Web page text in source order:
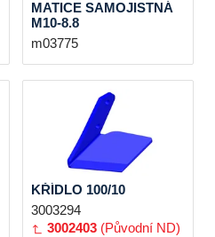
MATICE SAMOJISTNÁ
M10-8.8
m03775
KŘÍDLO 100/10
3003294
3002403 (Původní ND)